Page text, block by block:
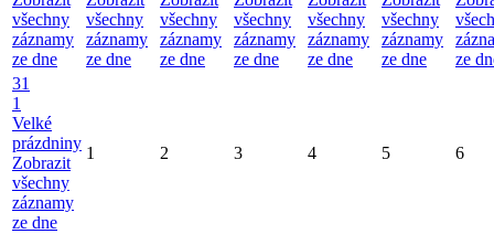
všechny
záznamy
ze dne
všechny
záznamy
ze dne
všechny
záznamy
ze dne
všechny
záznamy
ze dne
všechny
záznamy
ze dne
všechny
záznamy
ze dne
ze
31
1
Velké
prázdniny
Zobrazit
všechny
záznamy
ze dne
1 2 3 4 5 6